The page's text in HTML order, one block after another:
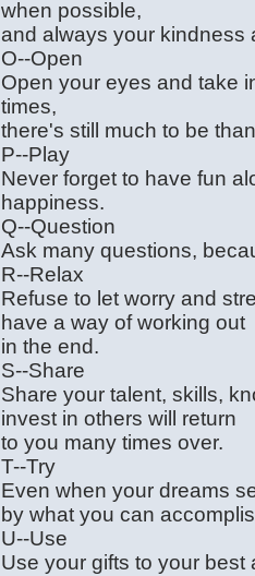
when possible,
and always your kindness
O--Open
Open your eyes and take
times,
there's still much to be
P--Play
Never forget to have fun
happiness.
Q--Question
Ask many questions,
R--Relax
Refuse to let worry and
have a way of working out
in the end.
S--Share
Share your talent, skills,
invest in others will return
to you many times over.
T--Try
Even when your dreams
by what you can
U--Use
Use your gifts to your best